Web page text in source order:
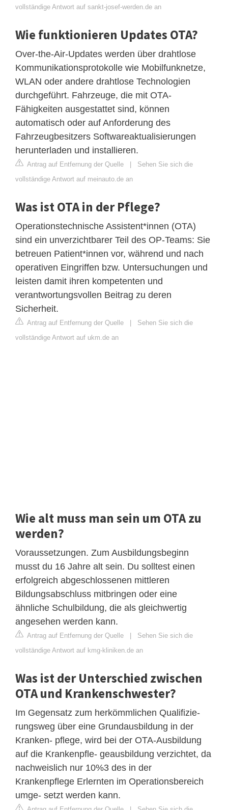
vollständige Antwort auf sankt-josef-werden.de an
Wie funktionieren Updates OTA?
Over-the-Air-Updates werden über drahtlose
Kommunikationsprotokolle wie Mobilfunknetze,
WLAN oder andere drahtlose Technologien
durchgeführt. Fahrzeuge, die mit OTA-
Fähigkeiten ausgestattet sind, können
automatisch oder auf Anforderung des
Fahrzeugbesitzers Softwareaktualisierungen
herunterladen und installieren.
Antrag auf Entfernung der Quelle | Sehen Sie sich die
vollständige Antwort auf meinauto.de an
Was ist OTA in der Pflege?
Operationstechnische Assistent*innen (OTA)
sind ein unverzichtbarer Teil des OP-Teams: Sie
betreuen Patient*innen vor, während und nach
operativen Eingriffen bzw. Untersuchungen und
leisten damit ihren kompetenten und
verantwortungsvollen Beitrag zu deren
Sicherheit.
Antrag auf Entfernung der Quelle | Sehen Sie sich die
vollständige Antwort auf ukm.de an
Wie alt muss man sein um OTA zu
werden?
Voraussetzungen. Zum Ausbildungsbeginn
musst du 16 Jahre alt sein. Du solltest einen
erfolgreich abgeschlossenen mittleren
Bildungsabschluss mitbringen oder eine
ähnliche Schulbildung, die als gleichwertig
angesehen werden kann.
Antrag auf Entfernung der Quelle | Sehen Sie sich die
vollständige Antwort auf kmg-kliniken.de an
Was ist der Unterschied zwischen
OTA und Krankenschwester?
Im Gegensatz zum herkömmlichen Qualifizie-
rungsweg über eine Grundausbildung in der
Kranken- pflege, wird bei der OTA-Ausbildung
auf die Krankenpfle- geausbildung verzichtet, da
nachweislich nur 10%3 des in der
Krankenpflege Erlernten im Operationsbereich
umge- setzt werden kann.